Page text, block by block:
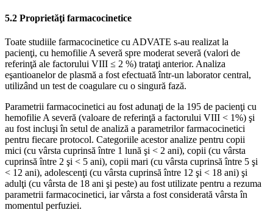
5.2 Proprietăţi farmacocinetice
Toate studiile farmacocinetice cu ADVATE s-au realizat la
pacienţi, cu hemofilie A severă spre moderat severă (valori de
referinţă ale factorului VIII ≤ 2 %) trataţi anterior. Analiza
eşantioanelor de plasmă a fost efectuată într-un laborator central,
utilizând un test de coagulare cu o singură fază.
Parametrii farmacocinetici au fost adunaţi de la 195 de pacienţi cu
hemofilie A severă (valoare de referinţă a factorului VIII < 1%) şi
au fost incluşi în setul de analiză a parametrilor farmacocinetici
pentru fiecare protocol. Categoriile acestor analize pentru copii
mici (cu vârsta cuprinsă între 1 lună şi < 2 ani), copii (cu vârsta
cuprinsă între 2 şi < 5 ani), copii mari (cu vârsta cuprinsă între 5 şi
< 12 ani), adolescenţi (cu vârsta cuprinsă între 12 şi < 18 ani) şi
adulţi (cu vârsta de 18 ani şi peste) au fost utilizate pentru a rezuma
parametrii farmacocinetici, iar vârsta a fost considerată vârsta în
momentul perfuziei.